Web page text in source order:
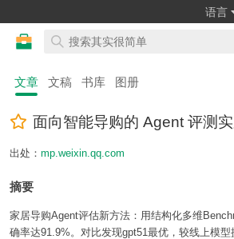
语言
文章 文稿 书库 图册
面向智能导购的 Agent 评测
出处： mp.weixin.qq.com
摘要
家居导购Agent评估新方法：用结构化多维
确率达91.9%。对比发现gpt51最优，较线上模